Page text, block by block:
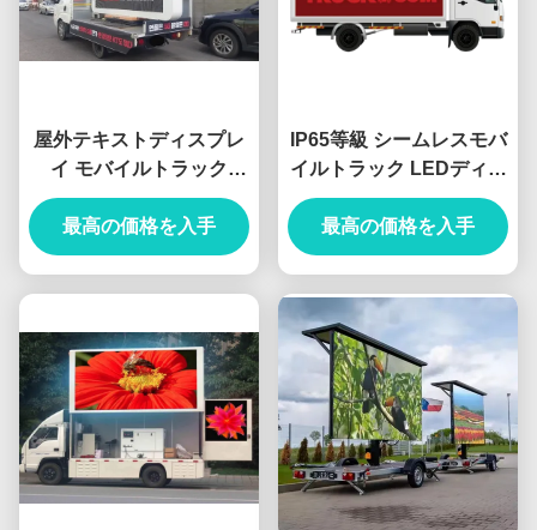
屋外テキストディスプレ
イ モバイルトラック
LEDディスプレイ 5000-
8000 ニット 明さとリフ
レッシュ周波数
最高の価格を入手
IP65等級 シームレスモバ
イルトラック LEDディス
プレイ ダイナミックモバ
イル広告用
最高の価格を入手